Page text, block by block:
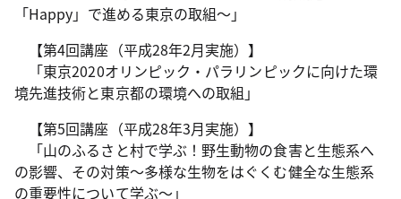
「Happy」で進める東京の取組～」
【第4回講座（平成28年2月実施）】
「東京2020オリンピック・パラリンピックに向けた環
境先進技術と東京都の環境への取組」
【第5回講座（平成28年3月実施）】
「山のふるさと村で学ぶ！野生動物の食害と生態系へ
の影響、その対策～多様な生物をはぐくむ健全な生態系
の重要性について学ぶ～」